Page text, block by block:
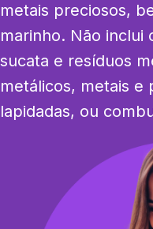
metais preciosos,
marinho. Não inclui
sucata e resíduos
metálicos, metais e
lapidadas, ou